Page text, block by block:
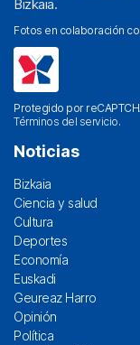
Bizkaia.
Fotos en colaboración
Protegido por
Términos del servicio.
Noticias
Bizkaia
Ciencia y salud
Cultura
Deportes
Economía
Euskadi
Geureaz Harro
Opinión
Política